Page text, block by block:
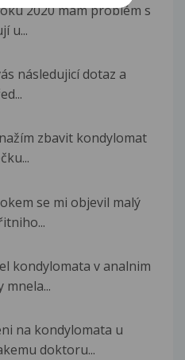
2020 mám problém s
u...
následujicí dotaz a
zbavit kondylomat
se mi objevil malý
kondylomata v analnim
na kondylomata u
doktoru...